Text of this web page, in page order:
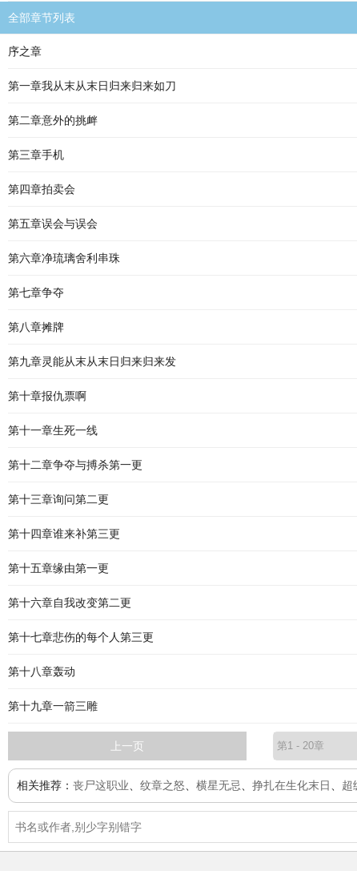
全部章节列表
序之章
第一章我从末从末日归来归来如刀
第二章意外的挑衅
第三章手机
第四章拍卖会
第五章误会与误会
第六章净琉璃舍利串珠
第七章争夺
第八章摊牌
第九章灵能从末从末日归来归来发
第十章报仇票啊
第十一章生死一线
第十二章争夺与搏杀第一更
第十三章询问第二更
第十四章谁来补第三更
第十五章缘由第一更
第十六章自我改变第二更
第十七章悲伤的每个人第三更
第十八章轰动
第十九章一箭三雕
上一页
相关推荐： 丧尸这职业 纹章之怒 横星无忌 挣扎在生化末日 超